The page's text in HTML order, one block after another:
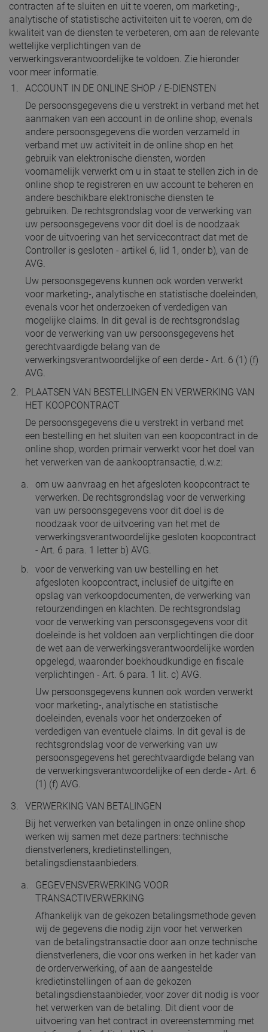
contracten af te sluiten en uit te voeren, om marketing-,
analytische of statistische activiteiten uit te voeren, om de
kwaliteit van de diensten te verbeteren, om aan de relevante
wettelijke verplichtingen van de
verwerkingsverantwoordelijke te voldoen. Zie hieronder
voor meer informatie.
ACCOUNT IN DE ONLINE SHOP / E-DIENSTEN
De persoonsgegevens die u verstrekt in verband met het
aanmaken van een account in de online shop, evenals
andere persoonsgegevens die worden verzameld in
verband met uw activiteit in de online shop en het
gebruik van elektronische diensten, worden
voornamelijk verwerkt om u in staat te stellen zich in de
online shop te registreren en uw account te beheren en
andere beschikbare elektronische diensten te
gebruiken. De rechtsgrondslag voor de verwerking van
uw persoonsgegevens voor dit doel is de noodzaak
voor de uitvoering van het servicecontract dat met de
Controller is gesloten - artikel 6, lid 1, onder b), van de
AVG.
Uw persoonsgegevens kunnen ook worden verwerkt
voor marketing-, analytische en statistische doeleinden,
evenals voor het onderzoeken of verdedigen van
mogelijke claims. In dit geval is de rechtsgrondslag
voor de verwerking van uw persoonsgegevens het
gerechtvaardigde belang van de
verwerkingsverantwoordelijke of een derde - Art. 6 (1) (f)
AVG.
PLAATSEN VAN BESTELLINGEN EN VERWERKING VAN
HET KOOPCONTRACT
De persoonsgegevens die u verstrekt in verband met
een bestelling en het sluiten van een koopcontract in de
online shop, worden primair verwerkt voor het doel van
het verwerken van de aankooptransactie, d.w.z:
om uw aanvraag en het afgesloten koopcontract te
verwerken. De rechtsgrondslag voor de verwerking
van uw persoonsgegevens voor dit doel is de
noodzaak voor de uitvoering van het met de
verwerkingsverantwoordelijke gesloten koopcontract
- Art. 6 para. 1 letter b) AVG.
voor de verwerking van uw bestelling en het
afgesloten koopcontract, inclusief de uitgifte en
opslag van verkoopdocumenten, de verwerking van
retourzendingen en klachten. De rechtsgrondslag
voor de verwerking van persoonsgegevens voor dit
doeleinde is het voldoen aan verplichtingen die door
de wet aan de verwerkingsverantwoordelijke worden
opgelegd, waaronder boekhoudkundige en fiscale
verplichtingen - Art. 6 para. 1 lit. c) AVG.
Uw persoonsgegevens kunnen ook worden verwerkt
voor marketing-, analytische en statistische
doeleinden, evenals voor het onderzoeken of
verdedigen van eventuele claims. In dit geval is de
rechtsgrondslag voor de verwerking van uw
persoonsgegevens het gerechtvaardigde belang van
de verwerkingsverantwoordelijke of een derde - Art. 6
(1) (f) AVG.
VERWERKING VAN BETALINGEN
Bij het verwerken van betalingen in onze online shop
werken wij samen met deze partners: technische
dienstverleners, kredietinstellingen,
betalingsdienstaanbieders.
GEGEVENSVERWERKING VOOR
TRANSACTIVERWERKING
Afhankelijk van de gekozen betalingsmethode geven
wij de gegevens die nodig zijn voor het verwerken
van de betalingstransactie door aan onze technische
dienstverleners, die voor ons werken in het kader van
de orderverwerking, of aan de aangestelde
kredietinstellingen of aan de gekozen
betalingsdienstaanbieder, voor zover dit nodig is voor
het verwerken van de betaling. Dit dient voor de
uitvoering van het contract in overeenstemming met